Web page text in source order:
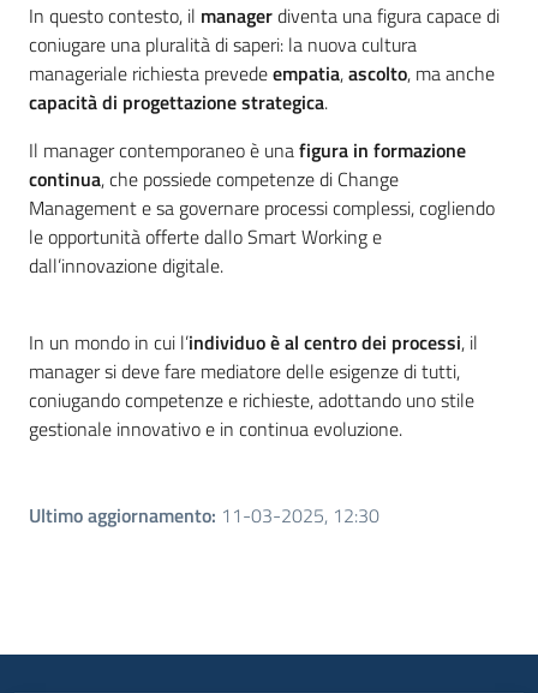
In questo contesto, il managerdiventa una figura capace di
coniugare una pluralità di saperi: la nuova cultura
manageriale richiesta prevedeempatia,ascolto, ma anche
capacità di progettazionestrategica.
Il manager contemporaneo è unafigura in formazione
continua, che possiede competenze di Change
Management e sa governare processi complessi, cogliendo
le opportunità offerte dallo Smart Working e
dall’innovazione digitale.
In un mondo in cui l’individuo è al centro dei processi, il
manager si deve fare mediatore delle esigenze di tutti,
coniugando competenze e richieste, adottando uno stile
gestionale innovativo e in continua evoluzione.
Ultimo aggiornamento: 11-03-2025, 12:30